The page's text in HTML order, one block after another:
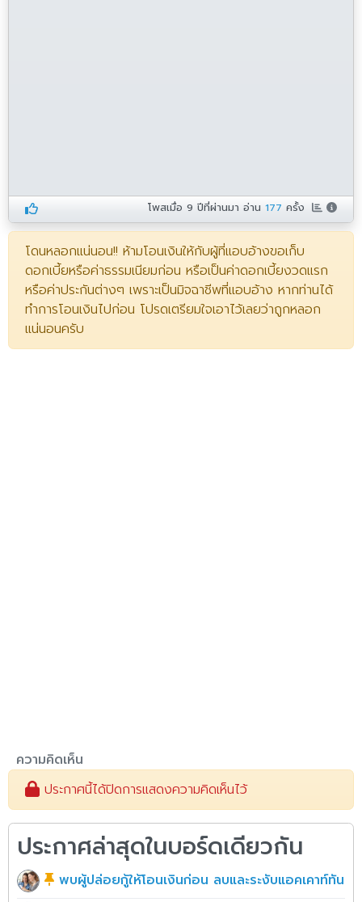
โพสเมื่อ9 ปีที่ผ่านมา อ่าน177 ครั้ง
โดนหลอกแน่นอน!! ห้ามโอนเงินให้กับผู้ที่แอบอ้างขอเก็บ
ดอกเบี้ยหรือค่าธรรมเนียมก่อน หรือเป็นค่าดอกเบี้ยงวดแรก
หรือค่าประกันต่างๆ เพราะเป็นมิจฉาชีพที่แอบอ้าง หากท่านได้
ทำการโอนเงินไปก่อน โปรดเตรียมใจเอาไว้เลยว่าถูกหลอก
แน่นอนครับ
ความคิดเห็น
ประกาศนี้ได้ปิดการแสดงความคิดเห็นไว้
ประกาศล่าสุดในบอร์ดเดียวกัน
พบผู้ปล่อยกู้ให้โอนเงินก่อน ลบและระงับแอคเคาท์ทันที!!